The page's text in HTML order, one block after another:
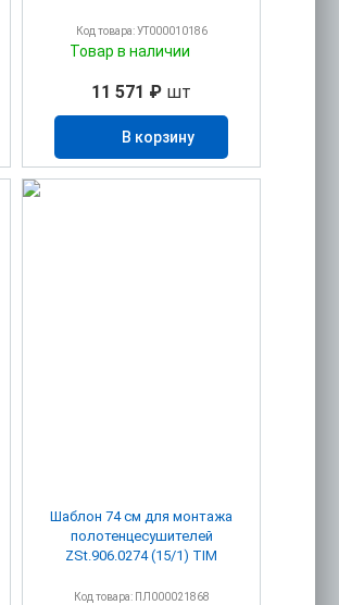
Код товара: УТ000010186
Товар в наличии
11 571 ₽ шт
В корзину
Шаблон 74 см для монтажа
полотенцесушителей
ZSt.906.0274 (15/1) TIM
Код товара: ПЛ000021868